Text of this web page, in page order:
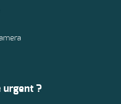
urgent ?